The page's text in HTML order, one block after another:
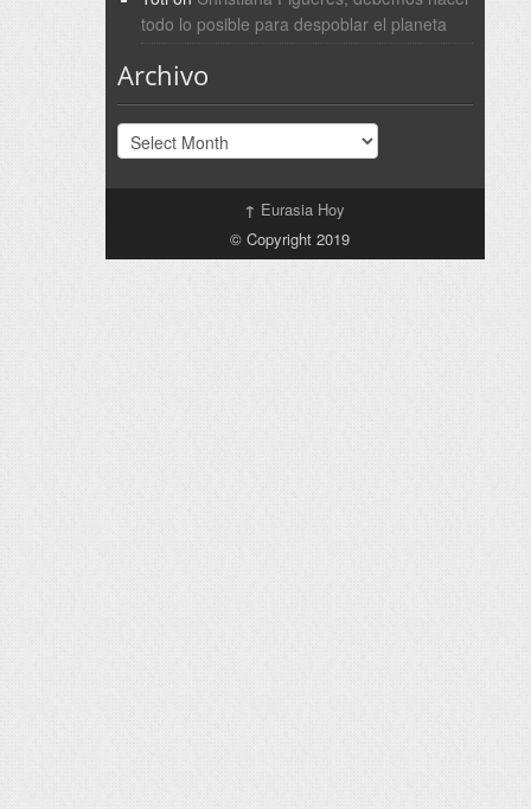
todo lo posible para despoblar el planeta
Archivo
Archivo
↑ Eurasia Hoy
© Copyright 2019